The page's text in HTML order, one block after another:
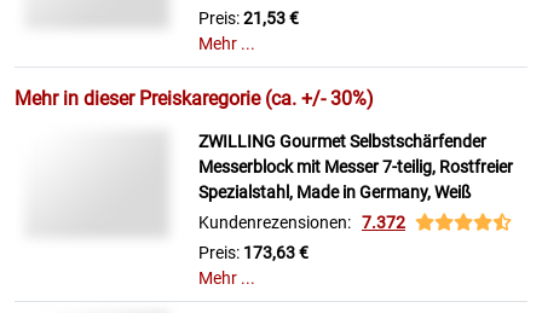
Preis:21,53 €
Mehr ...
Mehr in dieser Preiskaregorie (ca. +/- 30%)
ZWILLING Gourmet Selbstschärfender
Messerblock mit Messer 7-teilig, Rostfreier
Spezialstahl, Made in Germany, Weiß
Kundenrezensionen: 7.372
Preis: 173,63 €
Mehr ...